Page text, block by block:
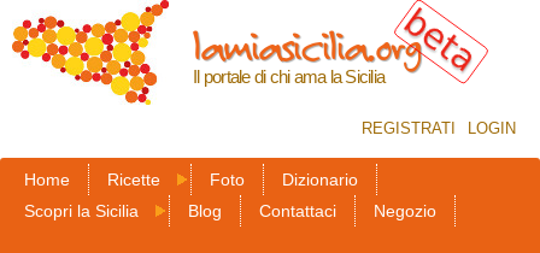
contenuto
principale
lamiasicilia.org
Il portale di chi ama la Sicilia
REGISTRATI LOGIN
Home Ricette Foto
Dizionario
Scopri la Sicilia
Blog Contattaci Negozio